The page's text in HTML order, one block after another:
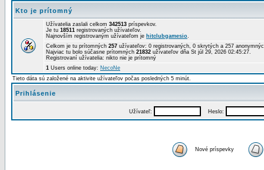
Kto je prítomný
Užívatelia zaslali celkom 342513 príspevkov.
Je tu 18511 registrovaných užívateľov.
Najnovším registrovaným užívateľom je hitclubgamesio.
Celkom je tu prítomných 257 užívateľov: 0 registrovaných, 0 skrytých a 257
Najviac tu bolo súčasne prítomných 21832 užívateľov dňa St júl 29, 2026 02:45:27.
Registrovaní užívatelia: nikto nie je prítomný
1 Users online today: NecoNe
Tieto dáta sú založené na aktivite užívateľov počas posledných 5 minút.
Prihlásenie
Užívateľ: Heslo:
Nové príspevky